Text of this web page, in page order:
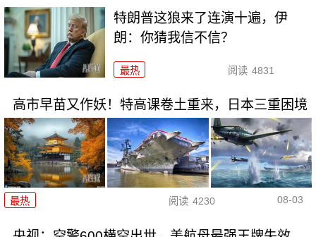
特朗普这狼来了连演十遍，伊
朗：你猜我信不信？
最热 阅读 4831
高市早苗又作妖！特高课卷土重来，日本三重困境
最热 阅读 4230 08-03